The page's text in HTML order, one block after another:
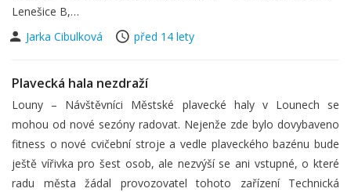
Lenešice B,…
Jarka Cibulková
před 14 lety
Plavecká hala nezdraží
Louny – Návštěvníci Městské plavecké haly v Lounech se
mohou od nové sezóny radovat. Nejenže zde bylo dovybaveno
fitness o nové cvičební stroje a vedle plaveckého bazénu bude
ještě vířivka pro šest osob, ale nezvýší se ani vstupné, o které
radu města žádal provozovatel tohoto zařízení Technická